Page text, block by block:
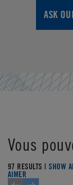
ASK
Vous
97 RESULTS |SHOW
AIMER